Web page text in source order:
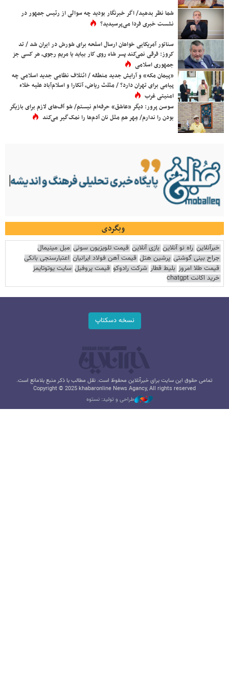
شما نظر بدهید/ اگر خبرنگار بودید چه سوالی از رئیس جمهور در
نشست خبری فردا می‌پرسیدید؟
سناتور آمریکایی خواهان ارسال اسلحه برای شورش در ایران شد / تد
کروز: فرقی نمی‌کند پسر شاه روی کار بیاید یا مریم رجوی، هر کسی جز
جمهوری اسلامی
«پیمان مکه» و آرایش جدید منطقه / ائتلاف نظامی جدید اسلامی چه
پیامی برای تهران دارد؟ / مثلث ریاض، آنکارا و اسلام‌آباد علیه خلاء
امنیتی غرب
سوسن پرور: دیگر «عاشق» حرفه‌ام نیستم/ شو آف‌های لازم برای بازیگر
بودن را ندارم/ مِهر هم مثل نان آدم‌ها را نمک‌گیر می‌کند
وبگردی
خبرآنلاین راه نو آنلاین بازی آنلاین قیمت تلویزیون سونی مبل مینیمال
جراح بینی گوشتی پرشین هتل قیمت آهن فولاد ایرانیان اعتبارسنجی بانکی
قیمت طلا امروز بلیط قطار شرکت رادوکو قیمت پروفیل سایت یوتوتایمز
خرید اکانت chatgpt
نسخه دسکتاپ
تمامی حقوق این سایت برای خبرآنلاین محفوظ است. نقل مطالب با ذکر منبع بلامانع است.
Copyright © 2025 khabaronline News Agancy, All rights reserved
طراحی و تولید: نستوه